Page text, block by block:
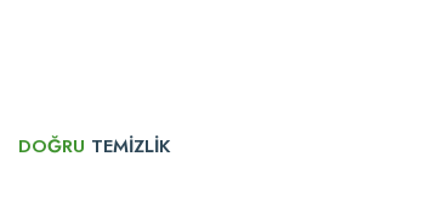
DOĞRU TEMİZLİK